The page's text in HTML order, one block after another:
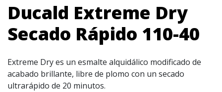
Ducald Extreme Dry
Secado Rápido 110-40
Extreme Dry es un esmalte alquidálico modificado de
acabado brillante, libre de plomo con un secado
ultrarápido de 20 minutos.